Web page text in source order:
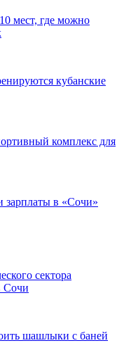
мест, где можно
кубанские
комплекс для
зарплаты в «Сочи»
сектора
Сочи
шашлыки с баней